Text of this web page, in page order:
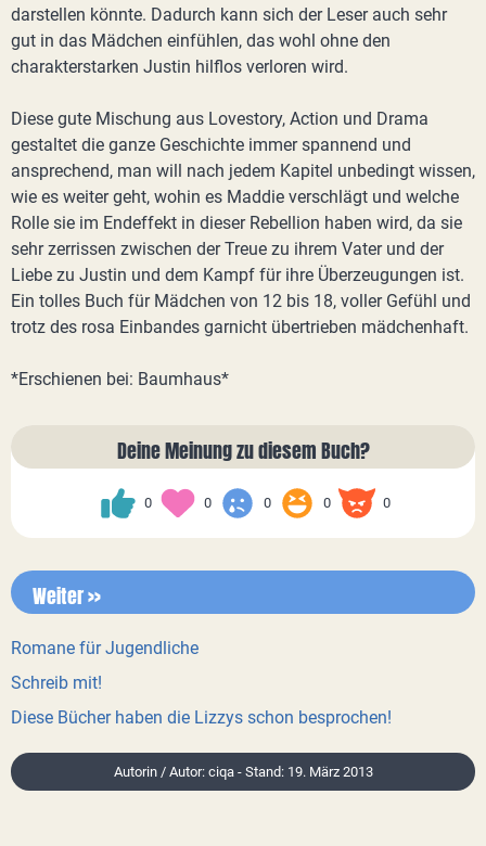
darstellen könnte. Dadurch kann sich der Leser auch sehr
gut in das Mädchen einfühlen, das wohl ohne den
charakterstarken Justin hilflos verloren wird.
Diese gute Mischung aus Lovestory, Action und Drama
gestaltet die ganze Geschichte immer spannend und
ansprechend, man will nach jedem Kapitel unbedingt wissen,
wie es weiter geht, wohin es Maddie verschlägt und welche
Rolle sie im Endeffekt in dieser Rebellion haben wird, da sie
sehr zerrissen zwischen der Treue zu ihrem Vater und der
Liebe zu Justin und dem Kampf für ihre Überzeugungen ist.
Ein tolles Buch für Mädchen von 12 bis 18, voller Gefühl und
trotz des rosa Einbandes garnicht übertrieben mädchenhaft.
*Erschienen bei: Baumhaus*
Deine Meinung zu diesem Buch?
0 0 0 0 0
Weiter >>
Romane für Jugendliche
Schreib mit!
Diese Bücher haben die Lizzys schon besprochen!
Autorin / Autor: ciqa - Stand: 19. März 2013